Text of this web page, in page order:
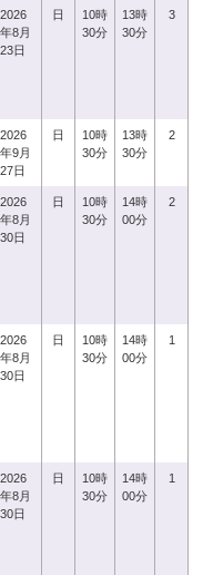
2026
年8月
23日
日
10時
30分
13時
30分
3
2026
年9月
27日
日
10時
30分
13時
30分
2
2026
年8月
30日
日
10時
30分
14時
00分
2
2026
年8月
30日
日
10時
30分
14時
00分
1
2026
年8月
30日
日
10時
30分
14時
00分
1